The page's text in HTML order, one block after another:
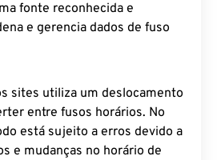
fonte reconhecida e
e gerencia dados de fuso
sites utiliza um deslocamento
entre fusos horários. No
está sujeito a erros devido a
e mudanças no horário de